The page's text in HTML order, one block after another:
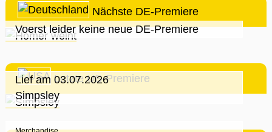
Nächste DE-Premiere
Voerst leider keine neue DE-Premiere
Letzte US-Premiere
Lief am 03.07.2026
Simpsley